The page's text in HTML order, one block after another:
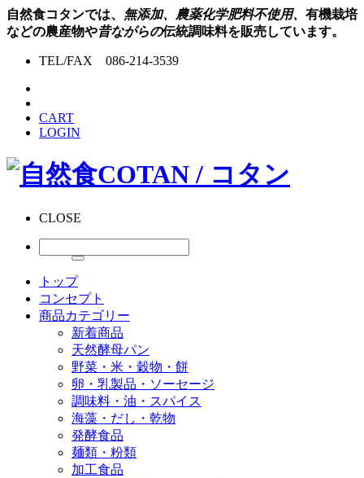
自然食コタンでは、 無添加、農薬化学肥料不使用、 有機栽培
などの農産物や昔ながらの伝統調味料を販売しています。
TEL/FAX 086-214-3539
CART
LOGIN
CLOSE
トップ
コンセプト
商品カテゴリー
新着商品
天然酵母パン
野菜・米・穀物・餅
卵・乳製品・ソーセージ
調味料・油・スパイス
海藻・だし・乾物
発酵食品
麺類・粉類
加工食品